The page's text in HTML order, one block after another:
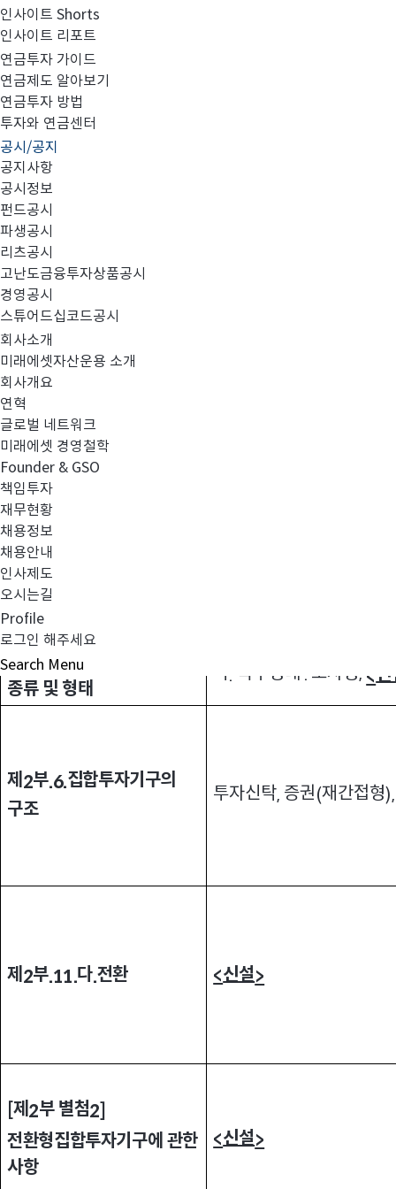
인사이트 Shorts
인사이트 리포트
연금투자 가이드
연금제도 알아보기
연금투자 방법
투자와 연금센터
공시/공지
공지사항
공시정보
펀드공시
파생공시
리츠공시
고난도금융투자상품공시
경영공시
스튜어드십코드공시
회사소개
미래에셋자산운용 소개
회사개요
연혁
글로벌 네트워크
미래에셋 경영철학
Founder & GSO
책임투자
재무현황
채용정보
채용안내
인사제도
오시는길
Profile
로그인 해주세요
Search Menu
집합투자규약 및 투자설명서 변경의 건
1. 대상 펀드
-미래에셋다양한인컴배분증권자투자신탁
-미래에셋펀드솔루션
-미래에셋개인연금펀드솔루션
2. 변경 사항
1)전환형 구조 추가
2)
3)모투자신탁 투자전략 보완
3.
효력발생일
4. 변경 내용
1)전환형 구조 추가
<미래에셋다양한인컴배분증권자투자신탁
<투자설명서
제1부 .2.집합투자기구의
종류 및 형태
마. 특수형태 : 모자형, <
제 2부.6.집합투자기구의
구조
투자신탁, 증권(재간접형
제 2부.11.다.전환 <신설>
제 2부 별첨2]
전환형집합투자기구에 관한
사항
<신설>